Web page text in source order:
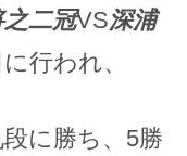
二冠VS深浦
行われ、
に勝ち、5勝